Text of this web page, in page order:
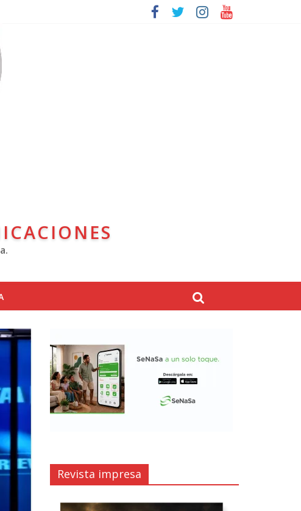
Revista impresa